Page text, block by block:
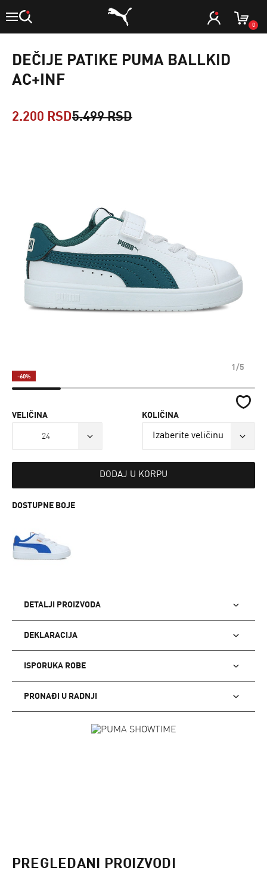
0
DEČIJE PATIKE PUMA BALLKID
AC+INF
2.200 RSD5.499 RSD
1/5
-60%
VELIČINA
24
KOLIČINA
DODAJ U KORPU
DOSTUPNE BOJE
DETALJI PROIZVODA
DEKLARACIJA
ISPORUKA ROBE
PRONAĐI U RADNJI
PREGLEDANI PROIZVODI